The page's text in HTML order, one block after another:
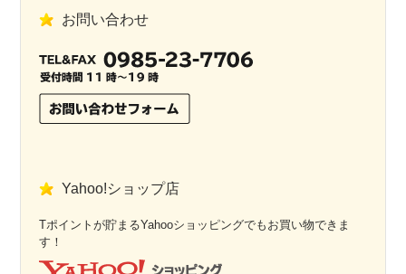
お問い合わせ
Yahoo!ショップ店
Tポイントが貯まるYahooショッピングでもお買い物できま
す！